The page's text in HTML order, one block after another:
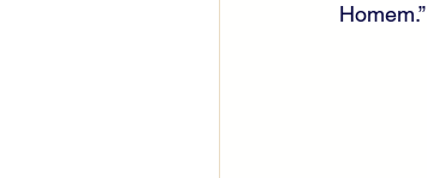
Homem.”